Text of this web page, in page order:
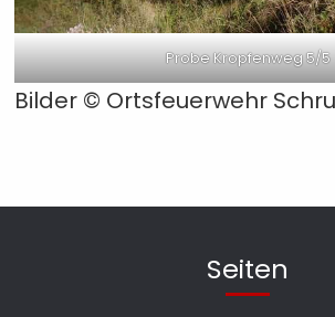
Probe Kropfenweg 5/5
Bilder © Ortsfeuerwehr
Seiten